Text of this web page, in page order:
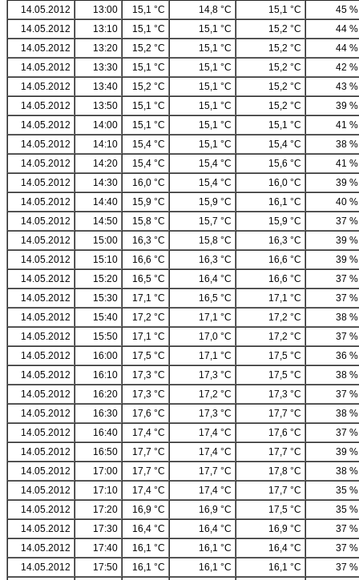
14.05.2012
13:00 15,1 °C 14,8 °C 15,1 °C
45 %
14.05.2012
13:10 15,1 °C 15,1 °C 15,2 °C
44 %
14.05.2012
13:20 15,2 °C 15,1 °C 15,2 °C
44 %
14.05.2012
13:30 15,1 °C 15,1 °C 15,2 °C
42 %
14.05.2012
13:40 15,2 °C 15,1 °C 15,2 °C
43 %
14.05.2012
13:50 15,1 °C 15,1 °C 15,2 °C
39 %
14.05.2012
14:00 15,1 °C 15,1 °C 15,1 °C
41 %
14.05.2012
14:10 15,4 °C 15,1 °C 15,4 °C
38 %
14.05.2012
14:20 15,4 °C 15,4 °C 15,6 °C
41 %
14.05.2012
14:30 16,0 °C 15,4 °C 16,0 °C
39 %
14.05.2012
14:40 15,9 °C 15,9 °C 16,1 °C
40 %
14.05.2012
14:50 15,8 °C 15,7 °C 15,9 °C
37 %
14.05.2012
15:00 16,3 °C 15,8 °C 16,3 °C
39 %
14.05.2012
15:10 16,6 °C 16,3 °C 16,6 °C
39 %
14.05.2012
15:20 16,5 °C 16,4 °C 16,6 °C
37 %
14.05.2012
15:30 17,1 °C 16,5 °C 17,1 °C
37 %
14.05.2012
15:40 17,2 °C 17,1 °C 17,2 °C
38 %
14.05.2012
15:50 17,1 °C 17,0 °C 17,2 °C
37 %
14.05.2012
16:00 17,5 °C 17,1 °C 17,5 °C
36 %
14.05.2012
16:10 17,3 °C 17,3 °C 17,5 °C
38 %
14.05.2012
16:20 17,3 °C 17,2 °C 17,3 °C
37 %
14.05.2012
16:30 17,6 °C 17,3 °C 17,7 °C
38 %
14.05.2012
16:40 17,4 °C 17,4 °C 17,6 °C
37 %
14.05.2012
16:50 17,7 °C 17,4 °C 17,7 °C
39 %
14.05.2012
17:00 17,7 °C 17,7 °C 17,8 °C
38 %
14.05.2012
17:10 17,4 °C 17,4 °C 17,7 °C
35 %
14.05.2012
17:20 16,9 °C 16,9 °C 17,5 °C
35 %
14.05.2012
17:30 16,4 °C 16,4 °C 16,9 °C
37 %
14.05.2012
17:40 16,1 °C 16,1 °C 16,4 °C
37 %
14.05.2012
17:50 16,1 °C 16,1 °C 16,1 °C
37 %